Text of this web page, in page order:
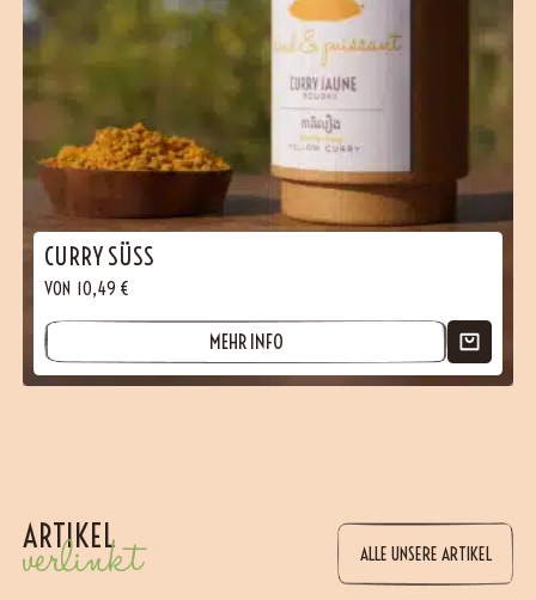
CURRY SÜSS
VON 10,49 €
MEHR INFO
ARTIKEL
verlinkt ALLE UNSERE ARTIKEL